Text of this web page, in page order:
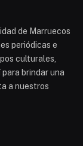
de Marruecos
periódicas e
culturales,
brindar una
a nuestros